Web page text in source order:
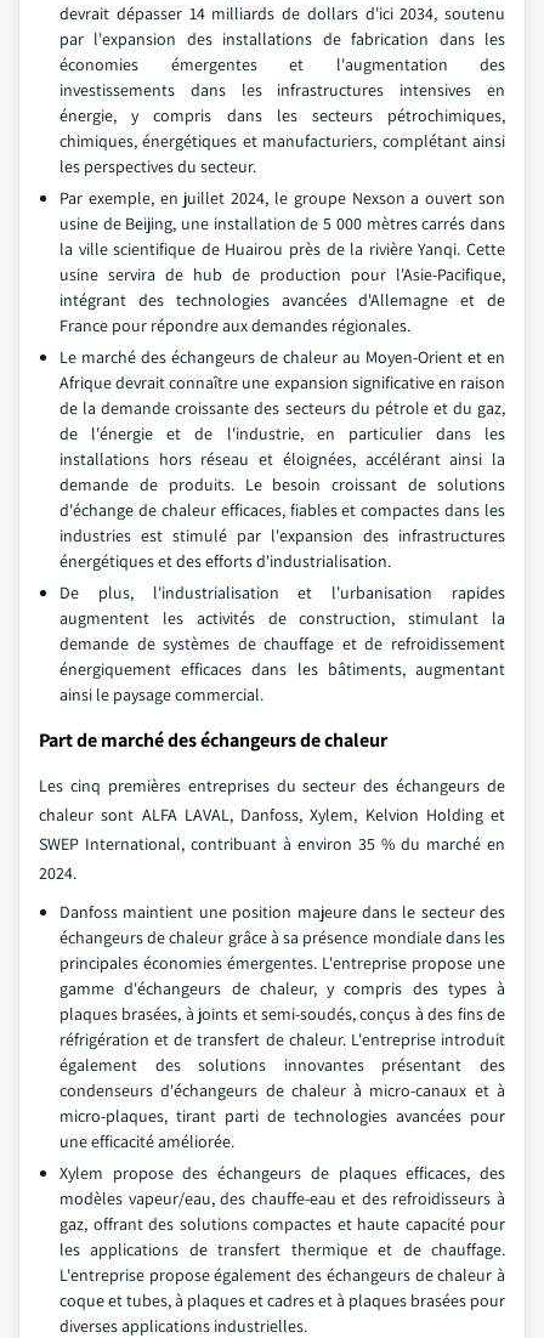
devrait dépasser 14 milliards de dollars d'ici 2034, soutenu
par l'expansion des installations de fabrication dans les
économies émergentes et l'augmentation des
investissements dans les infrastructures intensives en
énergie, y compris dans les secteurs pétrochimiques,
chimiques, énergétiques et manufacturiers, complétant ainsi
les perspectives du secteur.
Par exemple, en juillet 2024, le groupe Nexson a ouvert son
usine de Beijing, une installation de 5 000 mètres carrés dans
la ville scientifique de Huairou près de la rivière Yanqi. Cette
usine servira de hub de production pour l'Asie-Pacifique,
intégrant des technologies avancées d'Allemagne et de
France pour répondre aux demandes régionales.
Le marché des échangeurs de chaleur au Moyen-Orient et en
Afrique devrait connaître une expansion significative en raison
de la demande croissante des secteurs du pétrole et du gaz,
de l'énergie et de l'industrie, en particulier dans les
installations hors réseau et éloignées, accélérant ainsi la
demande de produits. Le besoin croissant de solutions
d'échange de chaleur efficaces, fiables et compactes dans les
industries est stimulé par l'expansion des infrastructures
énergétiques et des efforts d'industrialisation.
De plus, l'industrialisation et l'urbanisation rapides
augmentent les activités de construction, stimulant la
demande de systèmes de chauffage et de refroidissement
énergiquement efficaces dans les bâtiments, augmentant
ainsi le paysage commercial.
Part de marché des échangeurs de chaleur
Les cinq premières entreprises du secteur des échangeurs de
chaleur sont ALFA LAVAL, Danfoss, Xylem, Kelvion Holding et
SWEP International, contribuant à environ 35 % du marché en
2024.
Danfoss maintient une position majeure dans le secteur des
échangeurs de chaleur grâce à sa présence mondiale dans les
principales économies émergentes. L'entreprise propose une
gamme d'échangeurs de chaleur, y compris des types à
plaques brasées, à joints et semi-soudés, conçus à des fins de
réfrigération et de transfert de chaleur. L'entreprise introduit
également des solutions innovantes présentant des
condenseurs d'échangeurs de chaleur à micro-canaux et à
micro-plaques, tirant parti de technologies avancées pour
une efficacité améliorée.
Xylem propose des échangeurs de plaques efficaces, des
modèles vapeur/eau, des chauffe-eau et des refroidisseurs à
gaz, offrant des solutions compactes et haute capacité pour
les applications de transfert thermique et de chauffage.
L'entreprise propose également des échangeurs de chaleur à
coque et tubes, à plaques et cadres et à plaques brasées pour
diverses applications industrielles.